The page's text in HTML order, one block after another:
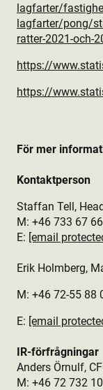
lagfarter/
lagfarter/pong/
ratter-2021-och-
https://
https://
För mer
Kontaktperson
Staffan Tell,
M: +46 733 67
E: [email
Erik Holmberg,
M: +46 72-55 88
E: [email
IR-förfrågningar
Anders Örnulf,
M: +46 72 732